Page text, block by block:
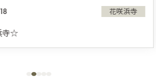
花咲浜寺